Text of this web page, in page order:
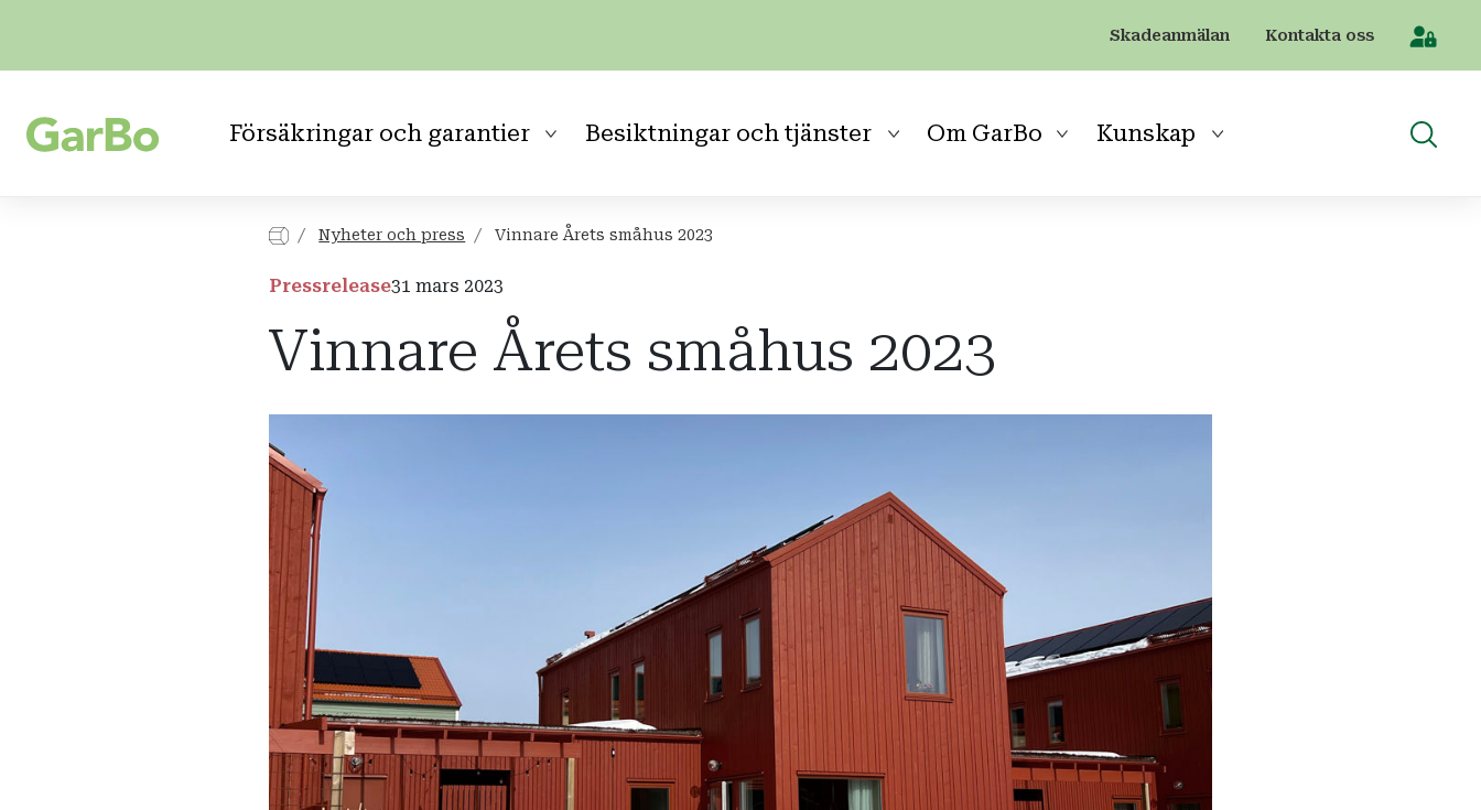
Skadeanmälan Kontakta oss
Försäkringar och garantier Besiktningar och tjänster Om GarBo Kunskap [Sök]
Nyheter och press Vinnare Årets småhus 2023
Pressrelease31 mars 2023
Vinnare Årets småhus 2023